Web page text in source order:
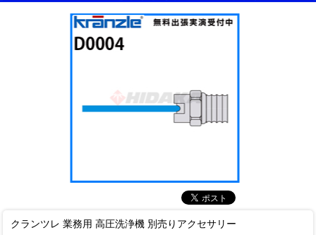
クランツレ 業務用 高圧洗浄機 別売りアクセサリー